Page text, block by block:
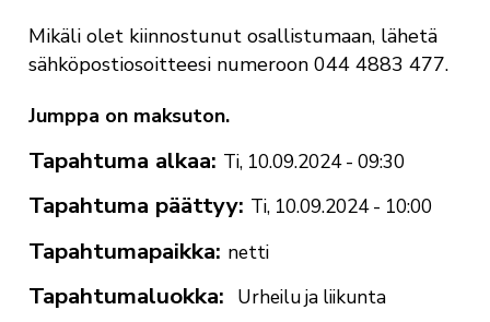
Mikäli olet kiinnostunut osallistumaan, lähetä
sähköpostiosoitteesi numeroon 044 4883 477.
Jumppa on maksuton.
Tapahtuma alkaa Ti, 10.09.2024 - 09:30
Tapahtuma päättyy Ti, 10.09.2024 - 10:00
Tapahtumapaikka netti
Tapahtumaluokka Urheilu ja liikunta